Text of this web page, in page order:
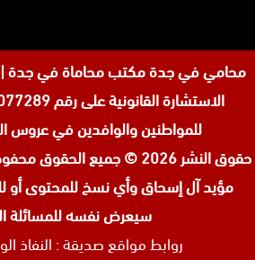
محامي في جدةمكتب محاماة في جدة
للمواطنين والوافدين في عروس
حقوق النشر 2026 © جميع الحقوق محفوظة لدى
مؤيد آل إسحاق وأي نسخ للمحتوى أو
سيعرض نفسه للمسائلة
روابط مواقع صديقة : النفاذ